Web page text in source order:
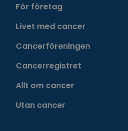
För företag
Livet med cancer
Cancerföreningen
Cancerregistret
Allt om cancer
Utan cancer